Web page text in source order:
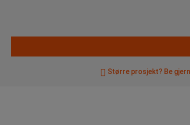
Større prosjekt? Be